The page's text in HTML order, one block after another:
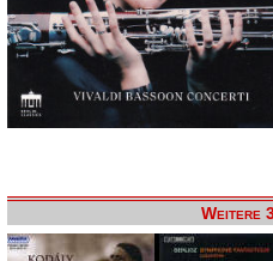
Weitere